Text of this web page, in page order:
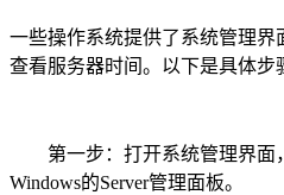
一些操作系统提供了系统管理
查看服务器时间。以下是具体步
第一步：打开系统管理界面
Windows的Server管理面板。